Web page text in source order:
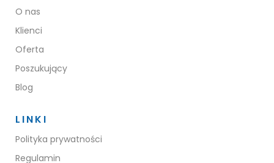
O nas
Klienci
Oferta
Poszukujący
Blog
LINKI
Polityka prywatności
Regulamin